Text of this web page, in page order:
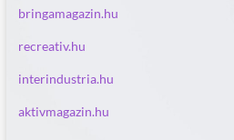
bringamagazin.hu
recreativ.hu
interindustria.hu
aktivmagazin.hu